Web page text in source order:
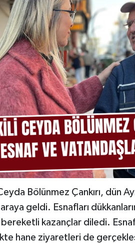
Bölünmez Çankırı, dün
geldi. Esnafları
bereketli kazançlar diledi.
hane ziyaretleri de